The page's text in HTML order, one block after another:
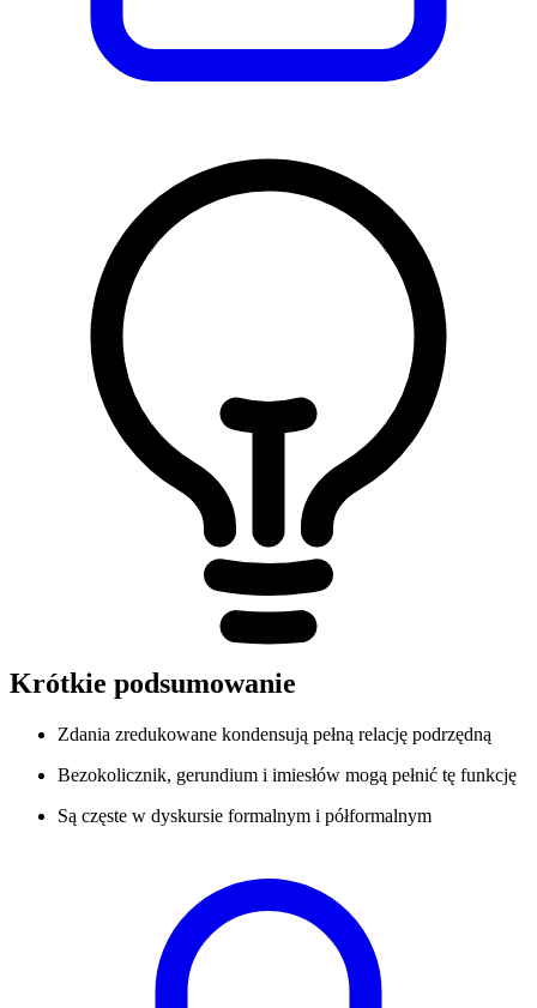
Krótkie podsumowanie
Zdania zredukowane kondensują pełną relację podrzędną
Bezokolicznik, gerundium i imiesłów mogą pełnić tę funkcję
Są częste w dyskursie formalnym i półformalnym